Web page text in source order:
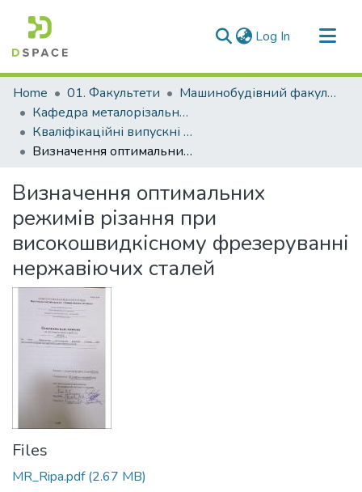
Log In (current)
Communities & Collections
All of DSpace
Statistics
Home 01. Факультети
Машинобудівний факультет
Кафедра металорізальних верстатів та інструментів (Кафедра МВ та І)
Кваліфікаційні випускні роботи здобувачів вищої освіти кафедри МВ та І
Визначення оптимальних режимів різання при високошвидкісному фрезеруванні нержавіючих сталей
Визначення оптимальних
режимів різання при
високошвидкісному фрезеруванні
нержавіючих сталей
Files
MR_Ripa.pdf(2.67 MB)